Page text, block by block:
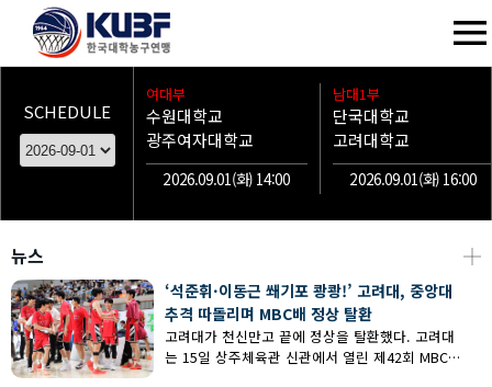
SCHEDULE
여대부
수원대학교
광주여자대학교
2026.09.01(화) 14:00
남대1부
단국대학교
고려대학교
2026.09.01(화) 16:00
뉴스 ┼
‘석준휘·이동근 쐐기포 쾅쾅!’ 고려대, 중앙대
추격 따돌리며 MBC배 정상 탈환
고려대가 천신만고 끝에 정상을 탈환했다. 고려대
는 15일 상주체육관 신관에서 열린 제42회 MBC배